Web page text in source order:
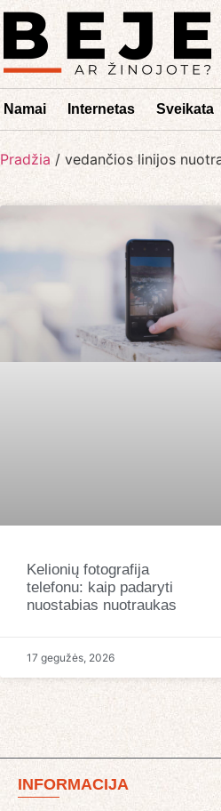
Namai Internetas Sveikata
Pradžia / vedančios linijos
Kelionių fotografija
telefonu: kaip padaryti
nuostabias nuotraukas
17 gegužės, 2026
INFORMACIJA